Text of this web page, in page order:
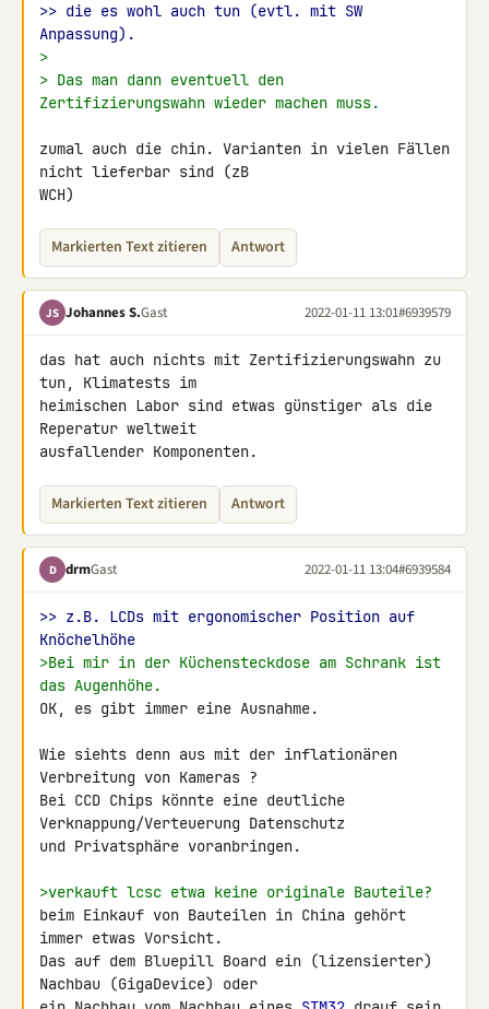
>> die es wohl auch tun (evtl. mit SW
Anpassung).
>
> Das man dann eventuell den
Zertifizierungswahn wieder machen muss.
zumal auch die chin. Varianten in vielen Fällen
nicht lieferbar sind (zB
WCH)
Markierten Text zitieren Antwort
JS Johannes S.Gast 2022-01-11 13:01#6939579
das hat auch nichts mit Zertifizierungswahn zu
tun, Klimatests im
heimischen Labor sind etwas günstiger als die
Reperatur weltweit
ausfallender Komponenten.
Markierten Text zitieren Antwort
D drmGast 2022-01-11 13:04#6939584
>> z.B. LCDs mit ergonomischer Position auf
Knöchelhöhe
>Bei mir in der Küchensteckdose am Schrank ist
das Augenhöhe.
OK, es gibt immer eine Ausnahme.
Wie siehts denn aus mit der inflationären
Verbreitung von Kameras ?
Bei CCD Chips könnte eine deutliche
Verknappung/Verteuerung Datenschutz
und Privatsphäre voranbringen.
>verkauft lcsc etwa keine originale Bauteile?
beim Einkauf von Bauteilen in China gehört
immer etwas Vorsicht.
Das auf dem Bluepill Board ein (lizensierter)
Nachbau (GigaDevice) oder